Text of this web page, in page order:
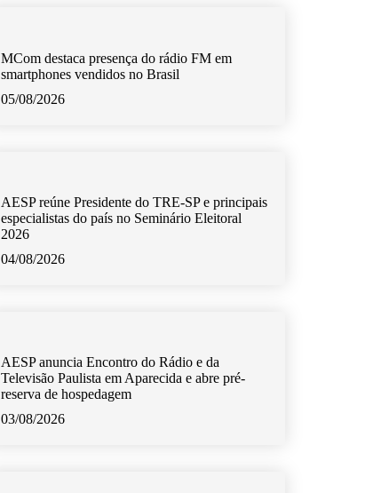
MCom destaca presença do rádio FM em
smartphones vendidos no Brasil
05/08/2026
AESP reúne Presidente do TRE-SP e principais
especialistas do país no Seminário Eleitoral
2026
04/08/2026
AESP anuncia Encontro do Rádio e da
Televisão Paulista em Aparecida e abre pré-
reserva de hospedagem
03/08/2026